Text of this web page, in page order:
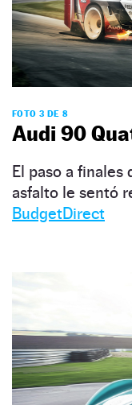
FOTO 3 DE 8
Audi 90
El paso a finales
asfalto le sentó
BudgetDirect